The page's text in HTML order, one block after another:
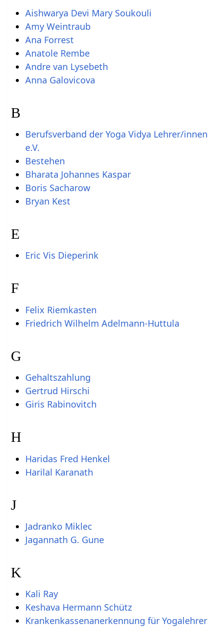
Aishwarya Devi Mary Soukouli
Amy Weintraub
Ana Forrest
Anatole Rembe
Andre van Lysebeth
Anna Galovicova
B
Berufsverband der Yoga Vidya Lehrer/innen
e.V.
Bestehen
Bharata Johannes Kaspar
Boris Sacharow
Bryan Kest
E
Eric Vis Dieperink
F
Felix Riemkasten
Friedrich Wilhelm Adelmann-Huttula
G
Gehaltszahlung
Gertrud Hirschi
Giris Rabinovitch
H
Haridas Fred Henkel
Harilal Karanath
J
Jadranko Miklec
Jagannath G. Gune
K
Kali Ray
Keshava Hermann Schütz
Krankenkassenanerkennung für Yogalehrer